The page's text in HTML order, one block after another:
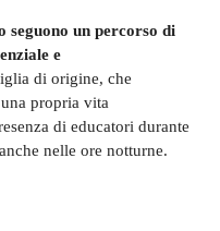
seguono un percorso di
e
di origine, che
propria vita
di educatori durante
nelle ore notturne.